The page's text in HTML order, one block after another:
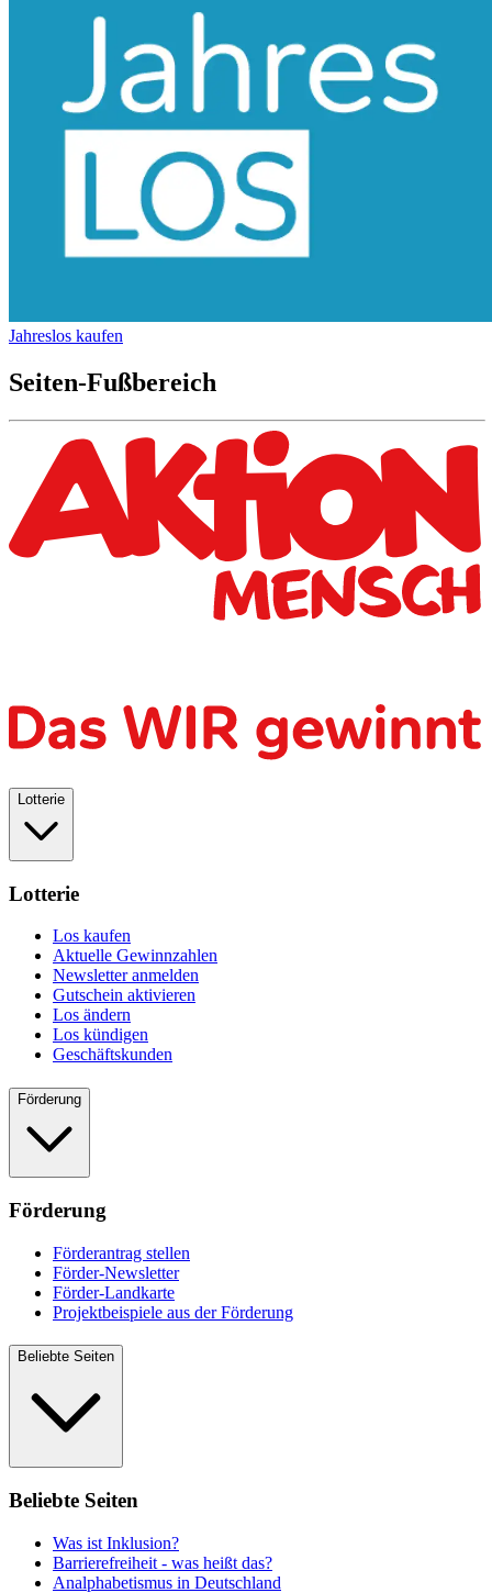
Jahreslos kaufen
Seiten-Fußbereich
Lotterie
Lotterie
Los kaufen
Aktuelle Gewinnzahlen
Newsletter anmelden
Gutschein aktivieren
Los ändern
Los kündigen
Geschäftskunden
Förderung
Förderung
Förderantrag stellen
Förder-Newsletter
Förder-Landkarte
Projektbeispiele aus der Förderung
Beliebte Seiten
Beliebte Seiten
Was ist Inklusion?
Barrierefreiheit - was heißt das?
Analphabetismus in Deutschland